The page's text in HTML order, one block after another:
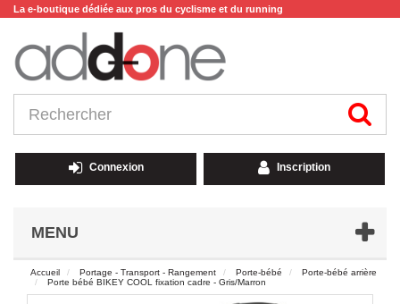
La e-boutique dédiée aux pros du cyclisme et du running
Connexion Inscription
MENU
Accueil Portage - Transport - Rangement Porte-bébé
Porte-bébé arrière
Porte bébé BIKEY COOL fixation cadre - Gris/Marron